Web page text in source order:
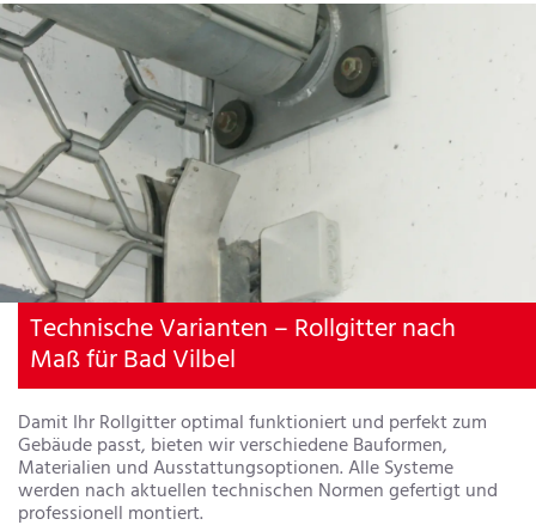
Technische Varianten – Rollgitter nach
Maß für Bad Vilbel
Damit Ihr Rollgitter optimal funktioniert und perfekt zum
Gebäude passt, bieten wir verschiedene Bauformen,
Materialien und Ausstattungsoptionen. Alle Systeme
werden nach aktuellen technischen Normen gefertigt und
professionell montiert.